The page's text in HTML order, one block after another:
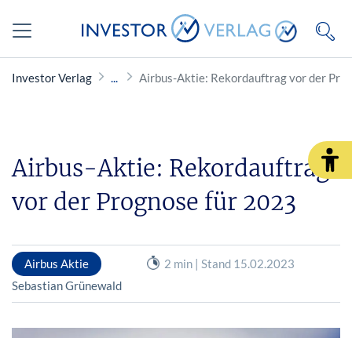
Investor Verlag Airbus-Aktie: Rekordauftrag vor der
Airbus-Aktie: Rekordauftrag
vor der Prognose für 2023
Airbus Aktie
2 min | Stand 15.02.2023
Sebastian Grünewald